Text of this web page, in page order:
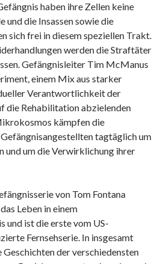
haben ihre Zellen keine
und die Insassen sowie die
sich frei in diesem speziellen Trakt.
werden die Straftäter
Gefängnisleiter Tim McManus
einem Mix aus starker
Verantwortlichkeit der
die Rehabilitation abzielenden
kämpfen die
tagtäglich um
und um die Verwirklichung ihrer
von Tom Fontana
Leben in einem
und ist die erste vom US-
Fernsehserie. In insgesamt
der verschiedensten